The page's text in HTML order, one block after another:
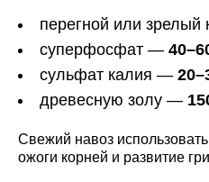
перегной или
суперфосфат —
сульфат калия —
древесную золу —
Свежий навоз
ожоги корней и развитие